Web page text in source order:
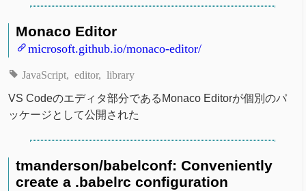
Monaco Editor
microsoft.github.io/monaco-editor/
JavaScript editor library
VS Codeのエディタ部分であるMonaco Editorが個別のパ
ッケージとして公開された
tmanderson/babelconf: Conveniently
create a .babelrc configuration